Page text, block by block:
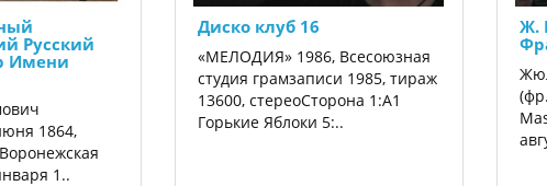
Русский
Имени
1864,
1..
Диско клуб 16
«МЕЛОДИЯ» 1986, Всесоюзная
студия грамзаписи 1985, тираж
13600, стереоСторона 1:A1
Горькие Яблоки 5:..
Ж.